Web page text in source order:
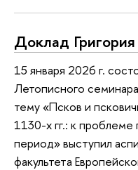
Доклад
15 января 2026 г.
Летописного
тему «Псков и
1130-х гг.: к
период» выступил
факультета